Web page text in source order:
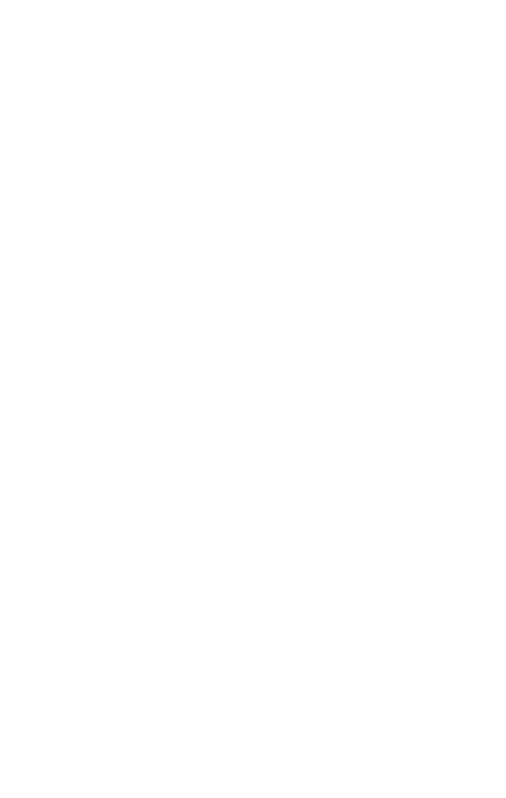
schönes Rotes Meer zu bieten hat. Außerdem erzählen sie über all das, was sie auf
sie euch stets auf dem Laufenden. Egal, ob Early Morning Dive oder
Programm. Ob im Norden oder Süden, ihr seid mit an Bord!
uns zusammen auf die Reise gehen und im
auf den Weg zu unserer Einsteigertour.
Tauchgang stattfinden sollte. Auf dem
Tag kann es ja nur so weiter gehen. In
einen stationären Tauchgang, darunter auch
weiteren Schwärme bewundert hatten.
wir eine kleine Mittagspause. Wir
bis die Glocke wieder klingelte und das kann
Diesmal entschieden sich alle für einen
dringenden Termin im Blauwasser hatte.
ein Adlerrochen zog anmutig seine Bahnen.
Die Strömung drückte uns aber
ließen uns über das Plateau treiben und
Kind, die auf einem Ausflug unterwegs
schwammen, die aussah, als hätten